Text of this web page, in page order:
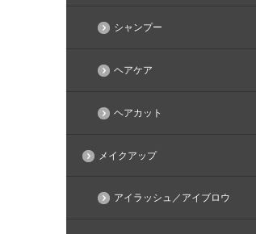
シャンプー
ヘアケア
ヘアカット
メイクアップ
アイラッシュ／アイブロウ